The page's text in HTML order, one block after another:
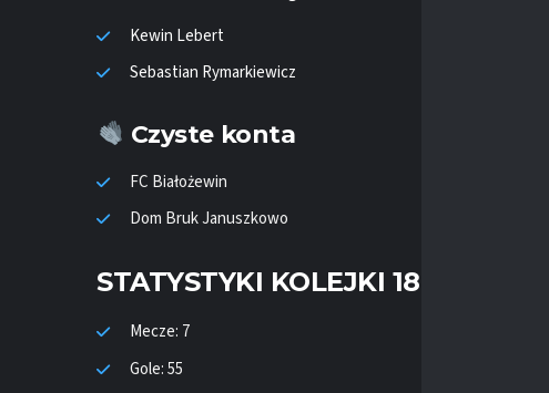
Kewin Lebert
Sebastian Rymarkiewicz
Czyste konta
FC Białożewin
Dom Bruk Januszkowo
STATYSTYKI KOLEJKI 18
Mecze: 7
Gole: 55